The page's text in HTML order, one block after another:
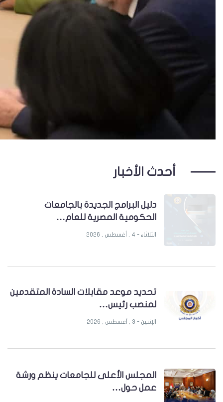
أحدث الأخبار
دليل البرامج الجديدة بالجامعات
الحكومية المصرية للعام…
الثلاثاء - 4 , أغسطس , 2026
تحديد موعد مقابلات السادة المتقدمين
لمنصب رئيس…
الإثنين - 3 , أغسطس , 2026
المجلس الأعلى للجامعات ينظم ورشة
عمل حول…